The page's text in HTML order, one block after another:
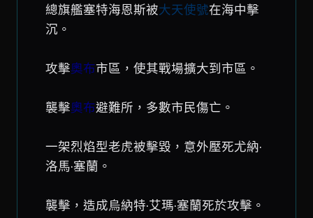
總旗艦塞特海恩斯被大天使號在海中擊
沉。
攻擊奧布市區，使其戰場擴大到市區。
襲擊奧布避難所，多數市民傷亡。
一架烈焰型老虎被擊毀，意外壓死尤納·
洛馬·塞蘭。
襲擊，造成烏納特·艾瑪·塞蘭死於攻擊。